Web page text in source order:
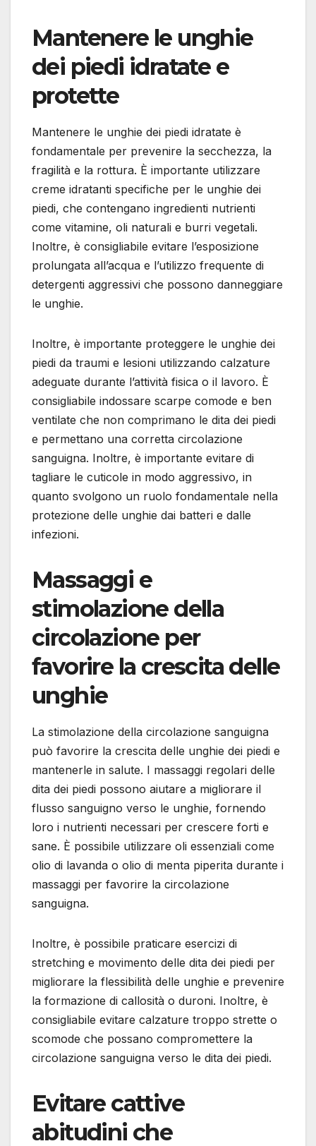
Mantenere le unghie
dei piedi idratate e
protette
Mantenere le unghie dei piedi idratate è
fondamentale per prevenire la secchezza, la
fragilità e la rottura. È importante utilizzare
creme idratanti specifiche per le unghie dei
piedi, che contengano ingredienti nutrienti
come vitamine, oli naturali e burri vegetali.
Inoltre, è consigliabile evitare l’esposizione
prolungata all’acqua e l’utilizzo frequente di
detergenti aggressivi che possono danneggiare
le unghie.
Inoltre, è importante proteggere le unghie dei
piedi da traumi e lesioni utilizzando calzature
adeguate durante l’attività fisica o il lavoro. È
consigliabile indossare scarpe comode e ben
ventilate che non comprimano le dita dei piedi
e permettano una corretta circolazione
sanguigna. Inoltre, è importante evitare di
tagliare le cuticole in modo aggressivo, in
quanto svolgono un ruolo fondamentale nella
protezione delle unghie dai batteri e dalle
infezioni.
Massaggi e
stimolazione della
circolazione per
favorire la crescita delle
unghie
La stimolazione della circolazione sanguigna
può favorire la crescita delle unghie dei piedi e
mantenerle in salute. I massaggi regolari delle
dita dei piedi possono aiutare a migliorare il
flusso sanguigno verso le unghie, fornendo
loro i nutrienti necessari per crescere forti e
sane. È possibile utilizzare oli essenziali come
olio di lavanda o olio di menta piperita durante i
massaggi per favorire la circolazione
sanguigna.
Inoltre, è possibile praticare esercizi di
stretching e movimento delle dita dei piedi per
migliorare la flessibilità delle unghie e prevenire
la formazione di callosità o duroni. Inoltre, è
consigliabile evitare calzature troppo strette o
scomode che possano compromettere la
circolazione sanguigna verso le dita dei piedi.
Evitare cattive
abitudini che